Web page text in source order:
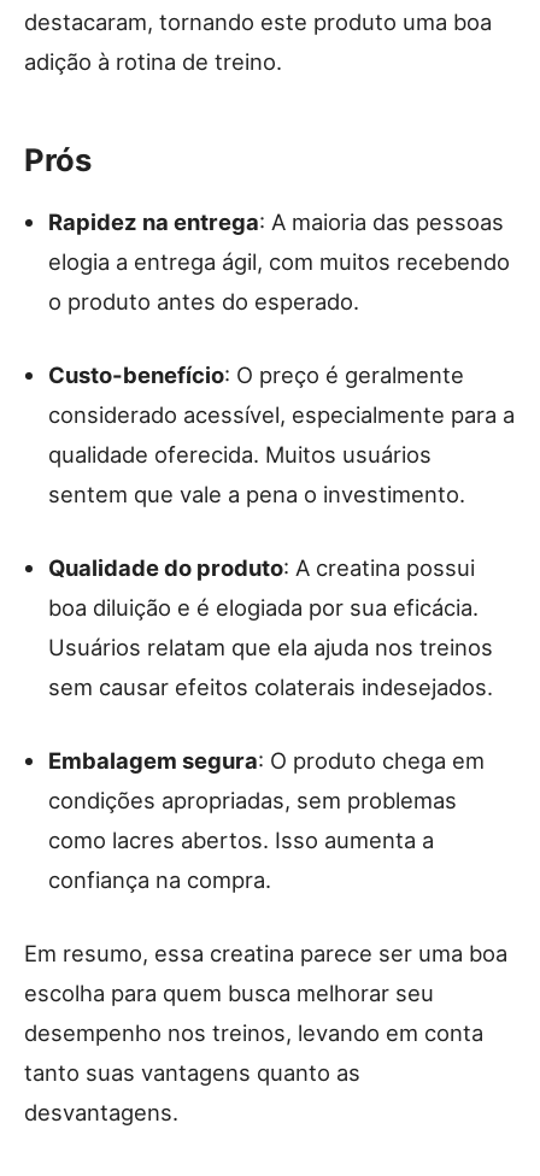
destacaram, tornando este produto uma boa
adição à rotina de treino.
Prós
Rapidez na entrega: A maioria das pessoas
elogia a entrega ágil, com muitos recebendo
o produto antes do esperado.
Custo-benefício: O preço é geralmente
considerado acessível, especialmente para a
qualidade oferecida. Muitos usuários
sentem que vale a pena o investimento.
Qualidade do produto: A creatina possui
boa diluição e é elogiada por sua eficácia.
Usuários relatam que ela ajuda nos treinos
sem causar efeitos colaterais indesejados.
Embalagem segura: O produto chega em
condições apropriadas, sem problemas
como lacres abertos. Isso aumenta a
confiança na compra.
Em resumo, essa creatina parece ser uma boa
escolha para quem busca melhorar seu
desempenho nos treinos, levando em conta
tanto suas vantagens quanto as
desvantagens.